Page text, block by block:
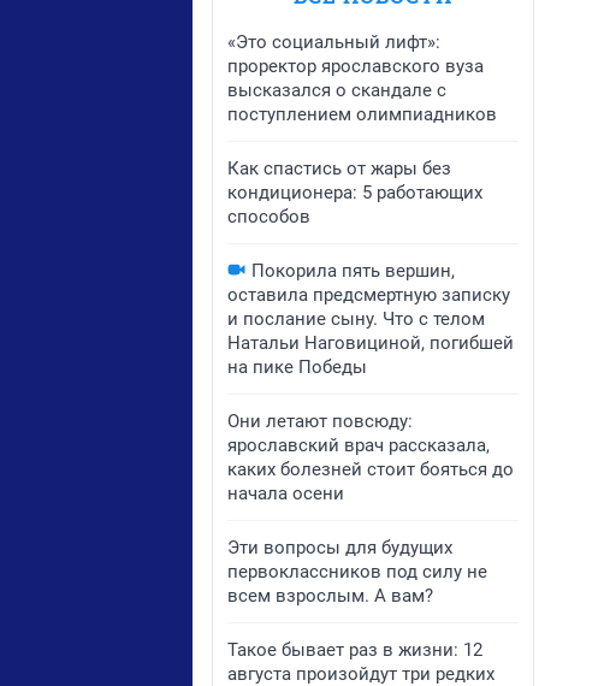
«Это социальный лифт»:
проректор ярославского вуза
высказался о скандале с
поступлением олимпиадников
Как спастись от жары без
кондиционера: 5 работающих
способов
Покорила пять вершин,
оставила предсмертную записку
и послание сыну. Что с телом
Натальи Наговициной, погибшей
на пике Победы
Они летают повсюду:
ярославский врач рассказала,
каких болезней стоит бояться до
начала осени
Эти вопросы для будущих
первоклассников под силу не
всем взрослым. А вам?
Такое бывает раз в жизни: 12
августа произойдут три редких